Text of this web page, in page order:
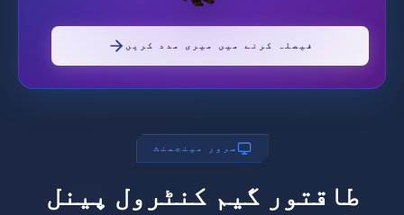
فیصلہ کرنے میں میری مدد کریں
سرور مینجمنٹ
طاقتور گیم کنٹرول پینل